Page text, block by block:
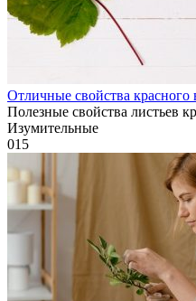
Отличные свойства красного
Полезные свойства листьев
Изумительные
015